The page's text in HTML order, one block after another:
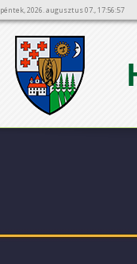
péntek, 2026. augusztus 07., 17:56:57